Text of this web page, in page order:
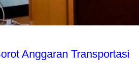
Anggaran Transportasi